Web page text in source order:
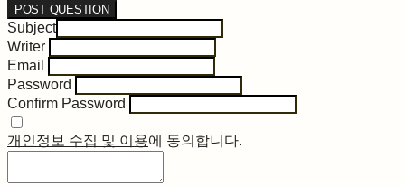
POST QUESTION
Subject
Writer
Email
Password
Confirm Password
개인정보 수집 및 이용에 동의합니다.